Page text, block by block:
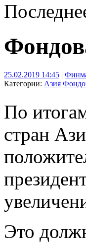
25.02.2019 14:45 |
Категории: Азия
По
стран
Это